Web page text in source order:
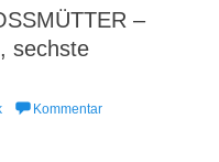
–
sechste
Kommentar